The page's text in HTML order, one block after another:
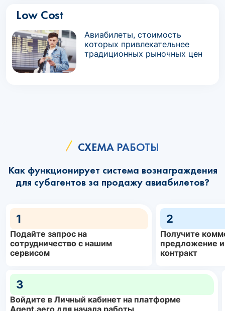
Low Cost
Авиабилеты, стоимость
которых привлекательнее
традиционных рыночных цен
СХЕМА РАБОТЫ
Как функционирует система вознаграждения
для субагентов за продажу авиабилетов?
1
Подайте запрос на
сотрудничество с нашим
сервисом
2
Получите
предложение
контракт
3
Войдите в Личный кабинет на платформе